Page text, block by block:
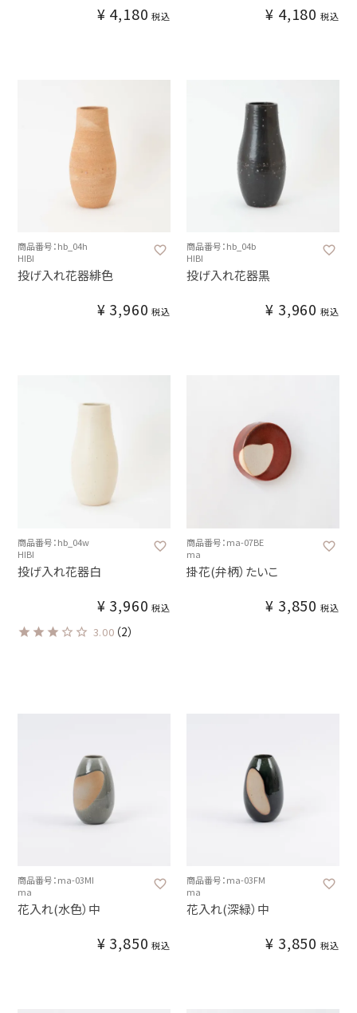
¥ 4,180 税込 ¥ 4,180 税込
商品番号：hb_04h
HIBI
投げ入れ花器緋色
¥ 3,960 税込
商品番号：hb_04b
HIBI
投げ入れ花器黒
¥ 3,960 税込
商品番号：hb_04w
HIBI
投げ入れ花器白
¥ 3,960 税込
3.00 （2）
商品番号：ma-07BE
ma
掛花(弁柄）たいこ
¥ 3,850 税込
商品番号：ma-03MI
ma
花入れ(水色）中
¥ 3,850 税込
商品番号：ma-03FM
ma
花入れ(深緑）中
¥ 3,850 税込